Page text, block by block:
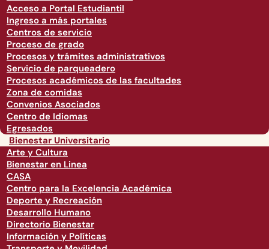
Acceso a Portal Estudiantil
Ingreso a más portales
Centros de servicio
Proceso de grado
Procesos y trámites administrativos
Servicio de parqueadero
Procesos académicos de las facultades
Zona de comidas
Convenios Asociados
Centro de Idiomas
Egresados
Bienestar Universitario
Arte y Cultura
Bienestar en Linea
CASA
Centro para la Excelencia Académica
Deporte y Recreación
Desarrollo Humano
Directorio Bienestar
Información y Políticas